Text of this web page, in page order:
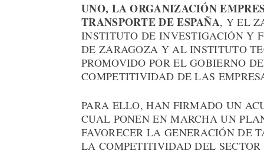
UNO, LA ORGANIZACIÓN
TRANSPORTE DE ESPAÑA, Y EL
INSTITUTO DE INVESTIGACIÓN Y
DE ZARAGOZA Y AL INSTITUTO
PROMOVIDO POR EL GOBIERNO
COMPETITIVIDAD DE LAS
PARA ELLO, HAN FIRMADO UN
CUAL PONEN EN MARCHA UN
FAVORECER LA GENERACIÓN DE
LA COMPETITIVIDAD DEL